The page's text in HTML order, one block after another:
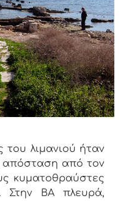
του λιμανιού ήταν
απόσταση από τον
κυματοθραύστες
Στην ΒΑ πλευρά,